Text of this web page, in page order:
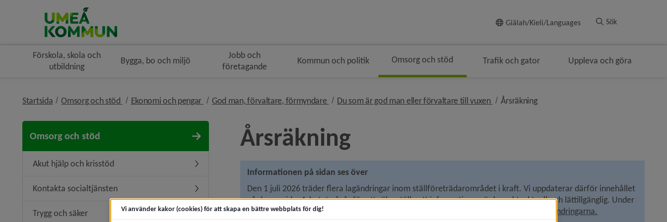
Giälah/Kieli/Languages Sök
Förskola, skola och
utbildning
Bygga, bo och miljö
Jobb och
företagande
Kommun och politik Omsorg och stöd Trafik och gator Uppleva och göra
Startsida Omsorg och stöd nivå i brödsmulenavigeringen
Ekonomi och pengar nivå i brödsmulenavigeringen
God man, förvaltare, förmyndare nivå i brödsmulenavigeringen
Du som är god man eller förvaltare till vuxen nivå i brödsmulenavigeringen
Årsräkningnivå i brödsmulenavigeringen
Omsorg och stöd
Akut hjälp och krisstöd Undermeny för Akut hjälp och krisstöd
Kontakta socialtjänsten Undermeny för Kontakta socialtjänsten
Trygg och säker
Årsräkning
Informationen på sidan ses över
Den 1 juli 2026 träder flera lagändringar inom ställföreträdarområdet i kraft. Vi uppdaterar därför innehållet
på denna sida. Arbetet pågår för att säkerställa att informationen är korrekt, aktuell och lättillgänglig. Under
tiden kan vissa uppgifter vara ofullständiga. Tack för visad förståelse.
Läs mer om lagändringarna.
Vi använder kakor (cookies) för att skapa en bättre webbplats för dig!